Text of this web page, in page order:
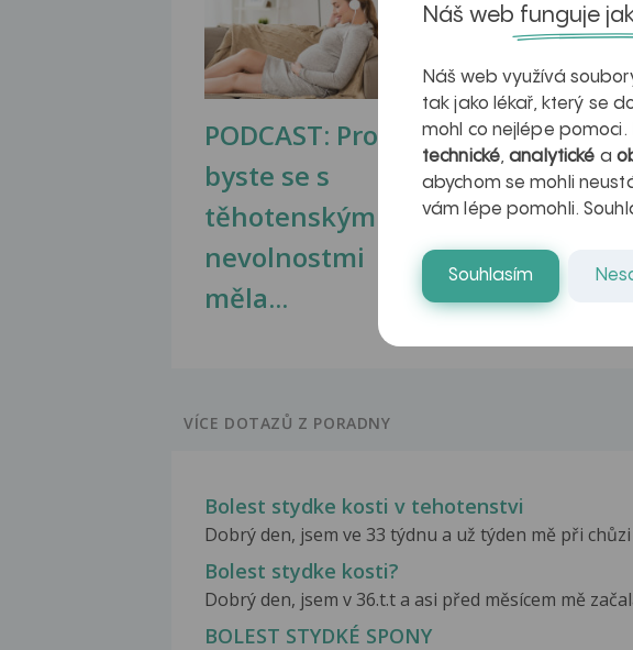
PODCAST: Proč
byste se s
těhotenskými
nevolnostmi
měla...
Ztukovatění
jater v datech
obrazech
VÍCE DOTAZŮ Z PORADNY
Bolest stydke kosti v tehotenstvi
Dobrý den, jsem ve 33 týdnu a už týden mě při
Bolest stydke kosti?
Dobrý den, jsem v 36.t.t a asi před měsícem mě
BOLEST STYDKÉ SPONY
Náš web funguje
Náš web využívá
tak jako lékař, který se
mohl co nejlépe
technické,analytické a
abychom se mohli
vám lépe pomohli.
Souhlasím